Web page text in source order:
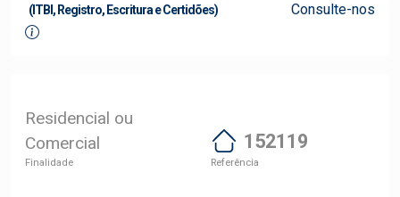
(ITBI, Registro, Escritura e Certidões) Consulte-nos
Residencial ou
Comercial
Finalidade
152119
Referência